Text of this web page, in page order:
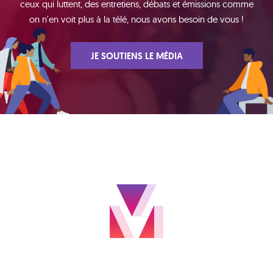
ceux qui luttent, des entretiens, débats et émissions comme
on n'en voit plus à la télé, nous avons besoin de vous !
JE SOUTIENS LE MÉDIA